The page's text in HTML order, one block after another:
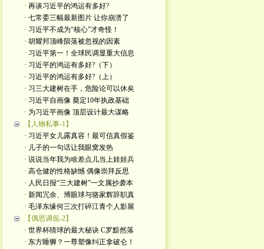
· 再谈习近平的鸿运有多好?
· 七常委三幅最新图片 让你崩溃了
· 习近平不成为“核心”才奇怪！
· 胡耀邦顶峰陨落被忽视的因素
· 习近平第一！全球民调显重大信息
· 习近平的鸿运有多好?（下）
· 习近平的鸿运有多好?（上）
· 习三大建树在手，危险论可以休矣
· 习近平自画像 奠定10年执政基础
· 为习近平画像 顶层设计最大谋略
【人物私事-1】
· 习近平女儿露真容！最可信真假鉴
· 儿子的一句话让我眼窝发热
· 说说当年我为啥差点儿当上娃娃兵
· 高仓健的性格缺憾 偶像崇拜反思
· 人民日报“三大建树”一文属抄袭本
· 新闻冗余、博眼球与骆家辉辞职真
· 毛泽东缘何三次打碎江青个人影展
【偶思调侃-2】
· 世界杯猜球的最大秘诀 C罗黯然落
· 东方睡狮？一尊塑像纠正拿破仑！